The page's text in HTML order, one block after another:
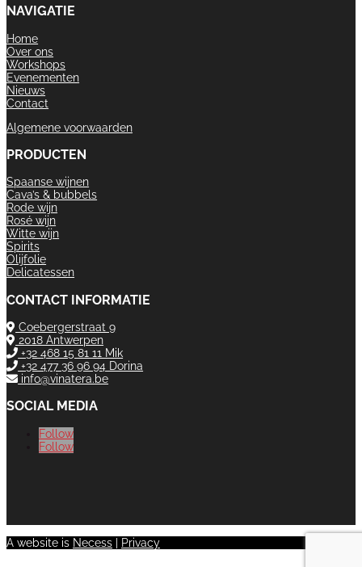
NAVIGATIE
Home
Over ons
Workshops
Evenementen
Nieuws
Contact
Algemene voorwaarden
PRODUCTEN
Spaanse wijnen
Cava’s & bubbels
Rode wijn
Rosé wijn
Witte wijn
Spirits
Olijfolie
Delicatessen
CONTACT INFORMATIE
Coebergerstraat 9
2018 Antwerpen
+32 468 15 81 11 Mik
+32 477 36 96 94 Dorina
info@vinatera.be
SOCIAL MEDIA
Follow
Follow
A website is Necess Privacy